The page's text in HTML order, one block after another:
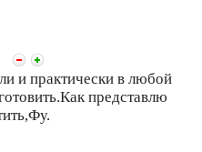
и практически в любой
представлю